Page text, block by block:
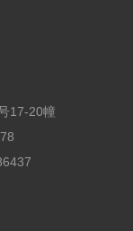
17-20幢